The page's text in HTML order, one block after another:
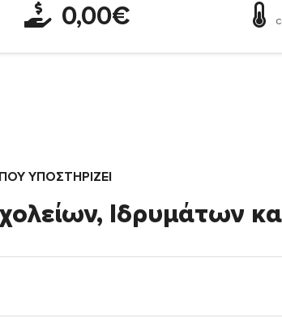
0,00€
ΥΠΟΣΤΗΡΙΖΕΙ
Ιδρυμάτων